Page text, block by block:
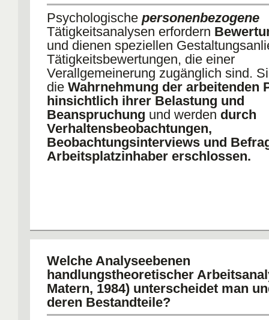
Die meisten Arbeitsanalyseverfahren
deutschsprachigen Raum sind
bedingungsbezogen.
Psychologische personenbezogene
Tätigkeitsanalysen erfordern
und dienen speziellen
Tätigkeitsbewertungen, die einer
Verallgemeinerung zugänglich sind.
die Wahrnehmung der arbeitenden
hinsichtlich ihrer Belastung und
Beanspruchung und werden durch
Verhaltensbeobachtungen,
Beobachtungsinterviews und
Arbeitsplatzinhaber erschlossen.
Welche Analyseebenen
handlungstheoretischer
Matern, 1984) unterscheidet man
deren Bestandteile?